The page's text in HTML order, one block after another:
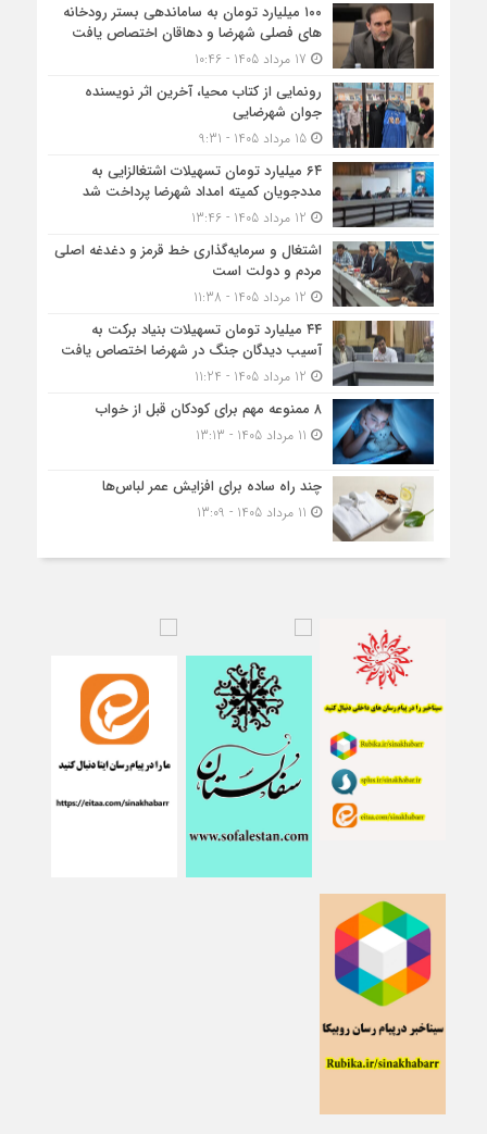
۱۰۰ میلیارد تومان به ساماندهی بستر رودخانه
های فصلی شهرضا و دهاقان اختصاص یافت
رونمایی از کتاب محیا، آخرین اثر نویسنده
جوان شهرضایی
15 مرداد 1405 - 9:31
۶۴ میلیارد تومان تسهیلات اشتغالزایی به
مددجویان کمیته امداد شهرضا پرداخت شد
اشتغال و سرمایه‌گذاری خط قرمز و دغدغه اصلی
مردم و دولت است
۴۴ میلیارد تومان تسهیلات بنیاد برکت به
آسیب دیدگان جنگ در شهرضا اختصاص یافت
۸ ممنوعه مهم برای کودکان قبل از خواب
چند راه ساده برای افزایش عمر لباس‌ها